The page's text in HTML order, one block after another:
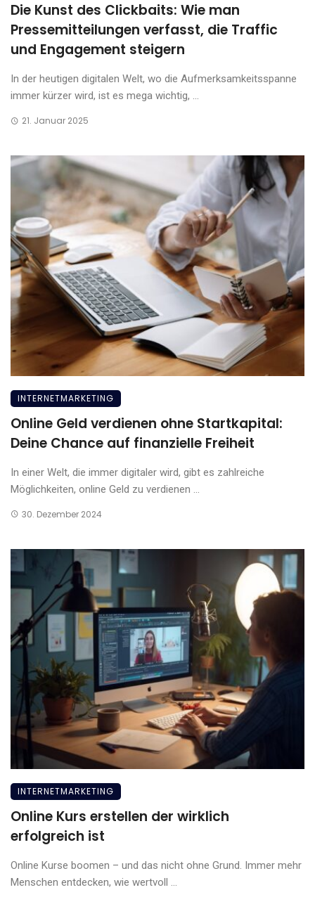
Die Kunst des Clickbaits: Wie man
Pressemitteilungen verfasst, die Traffic
und Engagement steigern
In der heutigen digitalen Welt, wo die Aufmerksamkeitsspanne
immer kürzer wird, ist es mega wichtig, ...
21. Januar 2025
INTERNETMARKETING
Online Geld verdienen ohne Startkapital:
Deine Chance auf finanzielle Freiheit
In einer Welt, die immer digitaler wird, gibt es zahlreiche
Möglichkeiten, online Geld zu verdienen ...
30. Dezember 2024
INTERNETMARKETING
Online Kurs erstellen der wirklich
erfolgreich ist
Online Kurse boomen – und das nicht ohne Grund. Immer mehr
Menschen entdecken, wie wertvoll ...